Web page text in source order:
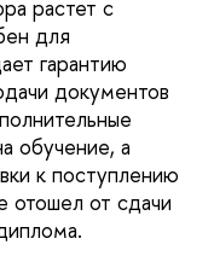
растет с
для
гарантию
документов
обучение, а
к поступлению
отошел от сдачи